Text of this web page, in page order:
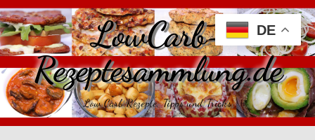
LowCarb-
Rezeptesammlung.de
Low Carb Rezepte, Tipps und Tricks
DE